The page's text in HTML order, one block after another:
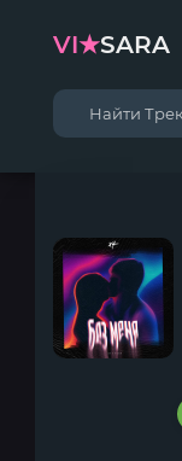
VI★SARA